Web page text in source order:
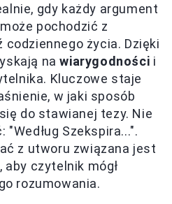
gdy każdy argument
pochodzić z
życia. Dzięki
nawiarygodności i
Kluczowe staje
w jaki sposób
do stawianej tezy. Nie
Szekspira...".
z utworu związana jest
czytelnik mógł
rozumowania.